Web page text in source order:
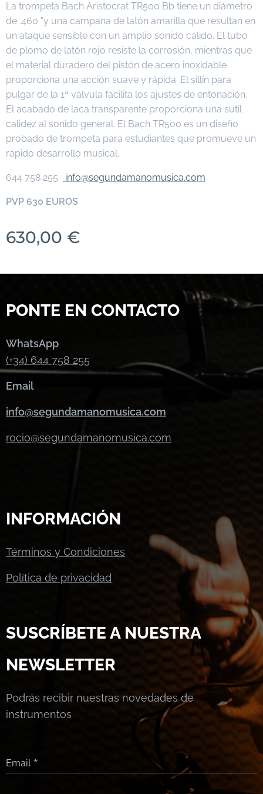
La trompeta Bach Aristocrat TR500 Bb tiene un diámetro
de .460 "y una campana de latón amarilla que resultan en
un ataque sensible con un amplio sonido cálido. El tubo
de plomo de latón rojo resiste la corrosión, mientras que
el material duradero del pistón de acero inoxidable
proporciona una acción suave y rápida. El sillín para
pulgar de la 1ª válvula facilita los ajustes de entonación.
El acabado de laca transparente proporciona una sutil
calidez al sonido general. El Bach TR500 es un diseño
probado de trompeta para estudiantes que promueve un
rápido desarrollo musical.
644 758 255 info@segundamanomusica.com
PVP 630 EUROS
630,00 €
PONTE EN CONTACTO
WhatsApp
(+34) 644 758 255
Email
info@segundamanomusica.com
rocio@segundamanomusica.com
INFORMACIÓN
Términos y Condiciones
Política de privacidad
SUSCRÍBETE A NUESTRA
NEWSLETTER
Podrás recibir nuestras novedades de
instrumentos
Email